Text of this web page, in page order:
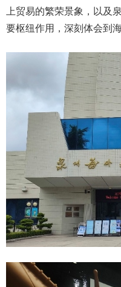
上贸易的繁荣景象，以及
要枢纽作用，深刻体会到